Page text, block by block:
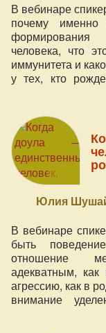
В вебинаре
почему
формирования
человека, что
иммунитета и
у тех, кто
Юлия
В вебинаре
быть
отношение
адекватным, как
агрессию, как в
внимание